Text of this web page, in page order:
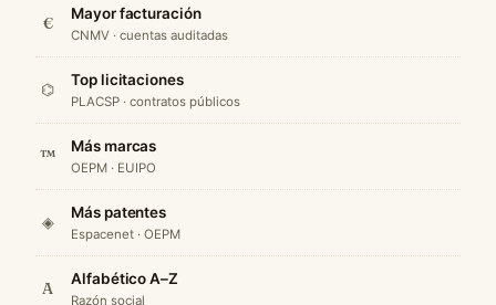
€ Mayor facturación
CNMV · cuentas auditadas
⌬ Top licitaciones
PLACSP · contratos públicos
™ Más marcas
OEPM · EUIPO
◈ Más patentes
Espacenet · OEPM
A Alfabético A–Z
Razón social